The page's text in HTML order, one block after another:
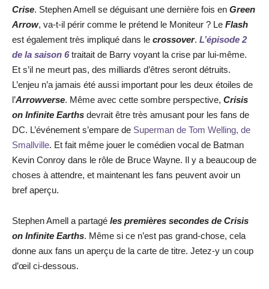
Crise. Stephen Amell se déguisant une dernière fois en Green
Arrow, va-t-il périr comme le prétend le Moniteur ? Le Flash
est également très impliqué dans le crossover. L’épisode 2
de la saison 6traitait de Barry voyant la crise par lui-même.
Et s’il ne meurt pas, des milliards d’êtres seront détruits.
L’enjeu n’a jamais été aussi important pour les deux étoiles de
l’Arrowverse. Même avec cette sombre perspective, Crisis
on Infinite Earths devrait être très amusant pour les fans de
DC. L’événement s’empare de Superman de Tom Welling, de
Smallville. Et fait même jouer le comédien vocal de Batman
Kevin Conroy dans le rôle de Bruce Wayne. Il y a beaucoup de
choses à attendre, et maintenant les fans peuvent avoir un
bref aperçu.
Stephen Amell a partagé les premières secondes de Crisis
on Infinite Earths. Même si ce n’est pas grand-chose, cela
donne aux fans un aperçu de la carte de titre. Jetez-y un coup
d’œil ci-dessous.